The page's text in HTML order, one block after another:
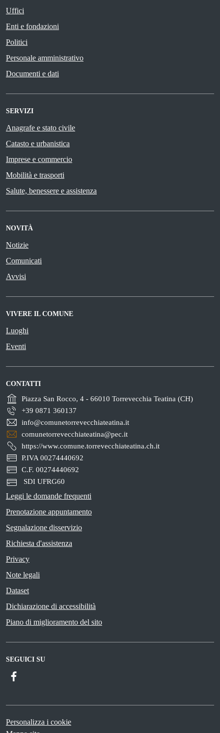
Uffici
Enti e fondazioni
Politici
Personale amministrativo
Documenti e dati
SERVIZI
Anagrafe e stato civile
Catasto e urbanistica
Imprese e commercio
Mobilità e trasporti
Salute, benessere e assistenza
NOVITÀ
Notizie
Comunicati
Avvisi
VIVERE IL COMUNE
Luoghi
Eventi
CONTATTI
Piazza San Rocco, 4 - 66010 Torrevecchia Teatina (CH)
+39 0871 360137
info@comunetorrevecchiateatina.it
comunetorrevecchiateatina@pec.it
https://www.comune.torrevecchiateatina.ch.it
P.IVA 00274440692
C.F. 00274440692
SDI UFRG60
Leggi le domande frequenti
Prenotazione appuntamento
Segnalazione disservizio
Richiesta d'assistenza
Privacy
Note legali
Dataset
Dichiarazione di accessibilità
Piano di miglioramento del sito
SEGUICI SU
Personalizza i cookie